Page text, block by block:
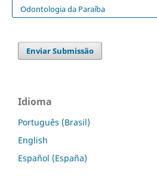
Odontologia da Paraíba
Enviar Submissão
Idioma
Português (Brasil)
English
Español (España)